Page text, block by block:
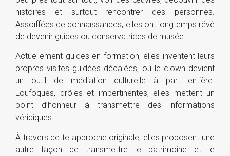
histoires et surtout rencontrer des personnes.
Assoiffées de connaissances, elles ont longtemps rêvé
de devenir guides ou conservatrices de musée.
Actuellement guides en formation, elles inventent leurs
propres visites guidées décalées, où le clown devient
un outil de médiation culturelle à part entière.
Loufoques, drôles et impertinentes, elles mettent un
point d’honneur à transmettre des informations
véridiques.
À travers cette approche originale, elles proposent une
autre façon de transmettre le patrimoine et le